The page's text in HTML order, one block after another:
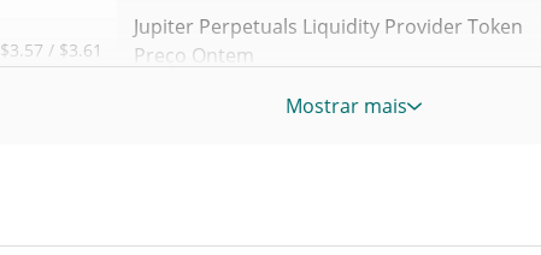
$3.57 / $3.61
Jupiter Perpetuals Liquidity Provider Token
Preço Ontem
Mostrar mais